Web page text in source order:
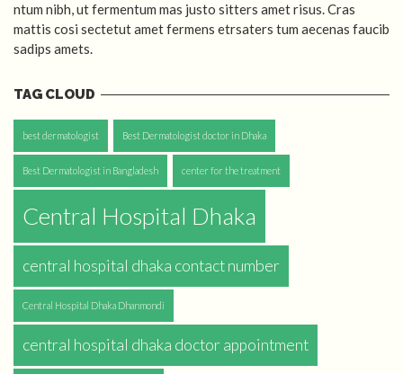
ntum nibh, ut fermentum mas justo sitters amet risus. Cras
mattis cosi sectetut amet fermens etrsaters tum aecenas faucib
sadips amets.
TAG CLOUD
best dermatologist Best Dermatologist doctor in Dhaka
Best Dermatologist in Bangladesh center for the treatment
Central Hospital Dhaka
central hospital dhaka contact number
Central Hospital Dhaka Dhanmondi
central hospital dhaka doctor appointment